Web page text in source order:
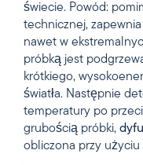
świecie. Powód:
technicznej,
nawet w
próbką jest
krótkiego,
światła. Następnie
temperatury po
grubością próbki,
obliczona przy